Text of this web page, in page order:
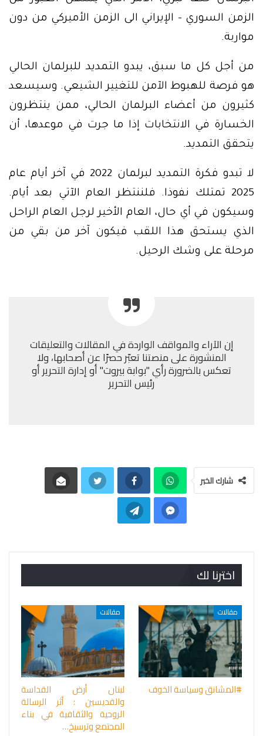
الزمن السوري – الإيراني الى الزمن الأميركي من دون
مواربة.
من أجل كل ما سبق، يبدو التمديد للبرلمان الحالي
هو فرصة للهبوط الآمن للتغيير الشيعي. وسيسعد
كثيرون من أعضاء البرلمان الحالي، ممن ينتظرون
الخسارة في الانتخابات إذا ما جرت في موعدها، أن
يتحقق التمديد.
لا تبدو فكرة التمديد لبرلمان 2022 في آخر أيام عام
2025 تمتلك نفوذا. فلننتظر العام الآتي بعد أيام.
وسيكون في أي حال، العام الأخير لرجل العام الراحل
الذي يستحق هذا اللقب فيكون آخر من بقي من
مرحلة على وشك الرحيل.
إن الآراء والمواقف الواردة في المقالات والتعليقات
المنشورة على منصتنا تعبّر حصرًا عن أصحابها، ولا
تعكس بالضرورة رأي "بوابة بيروت" أو إدارة التحرير أو
رئيس التحرير
شارك الخبر
اخترنا لك
مقالات
#المشانق وسياسة الخوف
مقالات
لبنان أرض القداسة
والقديسين : أثر الرسالة
الروحية والثقافية في بناء
المجتمع وترسيخ…